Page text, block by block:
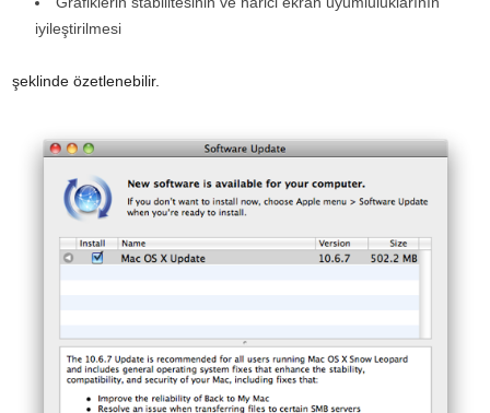
iyileştirilmesi
şeklinde özetlenebilir.